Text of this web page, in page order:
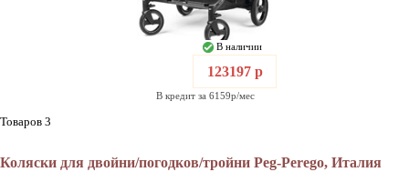
В наличии
123197 р
В кредит за 6159р/мес
Товаров 3
Коляски для двойни/погодков/тройни Peg-Perego, Италия